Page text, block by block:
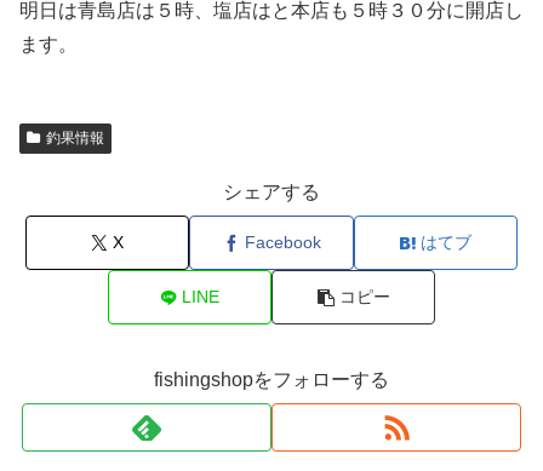
明日は青島店は５時、塩店はと本店も５時３０分に開店し
ます。
釣果情報
シェアする
X Facebook はてブ
LINE コピー
fishingshopをフォローする